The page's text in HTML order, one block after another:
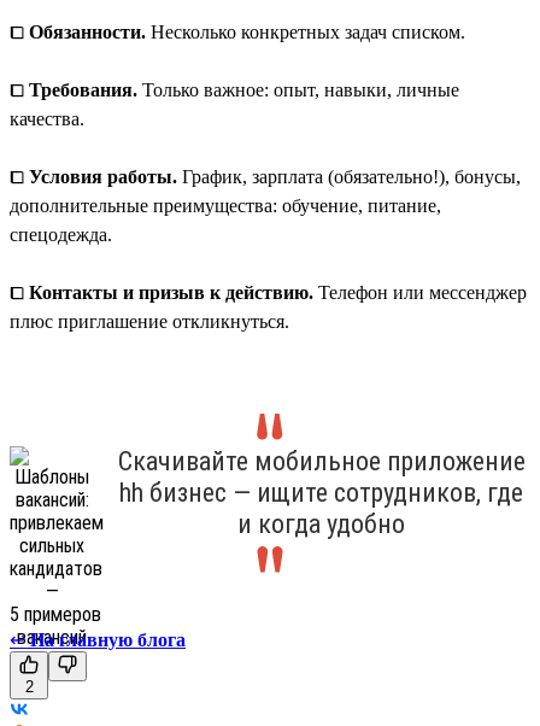
⧠ Обязанности. Несколько конкретных задач списком.
⧠ Требования. Только важное: опыт, навыки, личные
качества.
⧠ Условия работы. График, зарплата (обязательно!), бонусы,
дополнительные преимущества: обучение, питание,
спецодежда.
⧠ Контакты и призыв к действию. Телефон или мессенджер
плюс приглашение откликнуться.
Скачивайте мобильное приложение
hh бизнес — ищите сотрудников, где
и когда удобно
↩На главную блога
2